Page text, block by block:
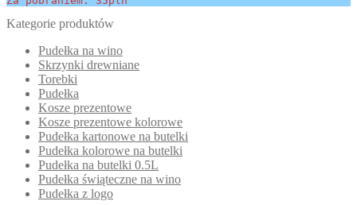
Kategorie produktów
Pudełka na wino
Skrzynki drewniane
Torebki
Pudełka
Kosze prezentowe
Kosze prezentowe kolorowe
Pudełka kartonowe na butelki
Pudełka kolorowe na butelki
Pudełka na butelki 0.5L
Pudełka świąteczne na wino
Pudełka z logo